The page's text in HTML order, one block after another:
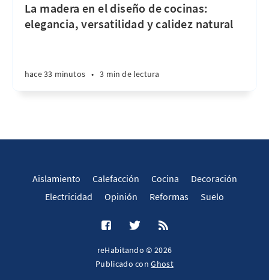
La madera en el diseño de cocinas:
elegancia, versatilidad y calidez natural
hace 33 minutos • 3 min de lectura
Aislamiento Calefacción Cocina
Decoración
Electricidad
Opinión Reformas Suelo
reHabitando © 2026
Publicado conGhost